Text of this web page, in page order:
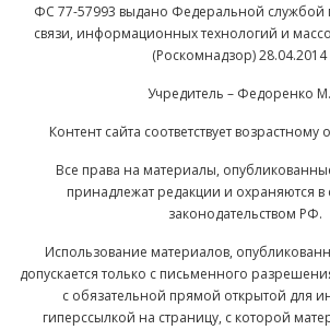
ФС 77-57993 выдано Федеральной службой
связи, информационных технологий и
(Роскомнадзор) 28.04.2014
Учредитель – Федоренко
Контент сайта соответствует
Все права на материалы,
принадлежат редакции и охраняются в
законодательством РФ.
Использование материалов,
допускается только с письменного
с обязательной прямой открытой для
гиперссылкой на страницу, с которой